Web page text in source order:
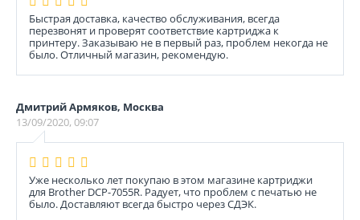
Быстрая доставка, качество обслуживания, всегда
перезвонят и проверят соответствие картриджа к
принтеру. Заказываю не в первый раз, проблем некогда не
было. Отличный магазин, рекомендую.
Дмитрий Армяков, Москва
13/09/2020, 09:07
Уже несколько лет покупаю в этом магазине картриджи
для Brother DCP-7055R. Радует, что проблем с печатью не
было. Доставляют всегда быстро через СДЭК.